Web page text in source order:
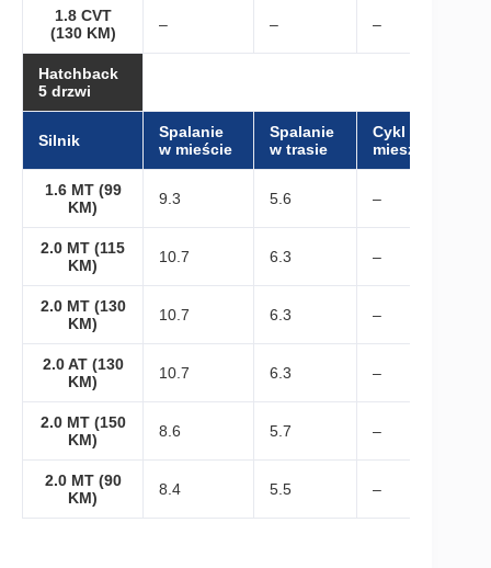
1.8 CVT
(130 KM)
– – –
Hatchback
5 drzwi
Silnik
Spalanie
w mieście
Spalanie
w trasie
Cykl
mieszany
1.6 MT (99
KM)
9.3 5.6 –
2.0 MT (115
KM)
10.7 6.3 –
2.0 MT (130
KM)
10.7 6.3 –
2.0 AT (130
KM)
10.7 6.3 –
2.0 MT (150
KM)
8.6 5.7 –
2.0 MT (90
KM)
8.4 5.5 –